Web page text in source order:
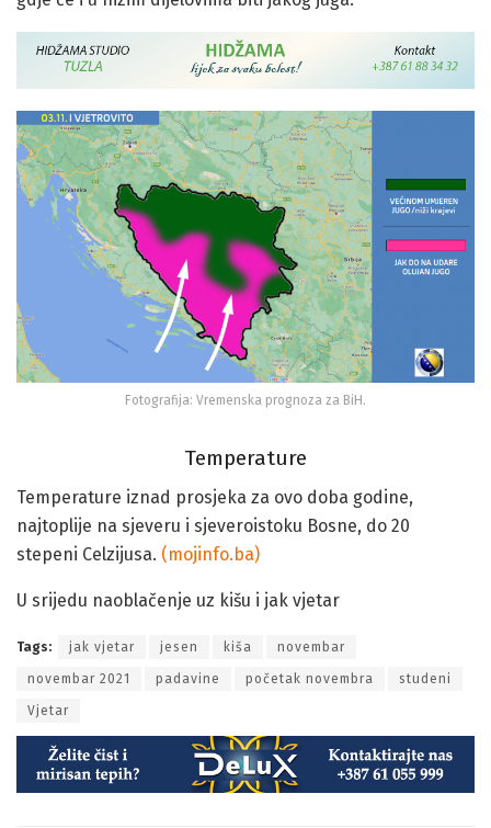
Fotografija: Vremenska prognoza za BiH.
Temperature
Temperature iznad prosjeka za ovo doba godine,
najtoplije na sjeveru i sjeveroistoku Bosne, do 20
stepeni Celzijusa. (mojinfo.ba)
U srijedu naoblačenje uz kišu i jak vjetar
Tags: jak vjetar jesen kiša novembar
novembar 2021 padavine početak novembra studeni
Vjetar